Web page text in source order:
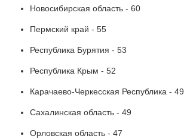
Новосибирская область - 60
Пермский край - 55
Республика Бурятия - 53
Республика Крым - 52
Карачаево-Черкесская Республика - 49
Сахалинская область - 49
Орловская область - 47